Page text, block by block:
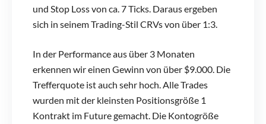
und Stop Loss von ca. 7 Ticks. Daraus ergeben
sich in seinem Trading-Stil CRVs von über 1:3.
In der Performance aus über 3 Monaten
erkennen wir einen Gewinn von über $9.000. Die
Trefferquote ist auch sehr hoch. Alle Trades
wurden mit der kleinsten Positionsgröße 1
Kontrakt im Future gemacht. Die Kontogröße